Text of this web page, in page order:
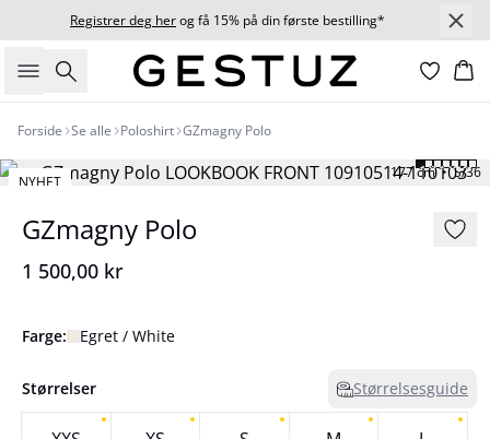
Registrer deg herog få 15% på din første bestilling*
Søk
Forside Se alle Poloshirt GZmagny Polo
177 cm • S/36
NYHET
GZmagny Polo
1 500,00 kr
Farge: Egret / White
Størrelser Størrelsesguide